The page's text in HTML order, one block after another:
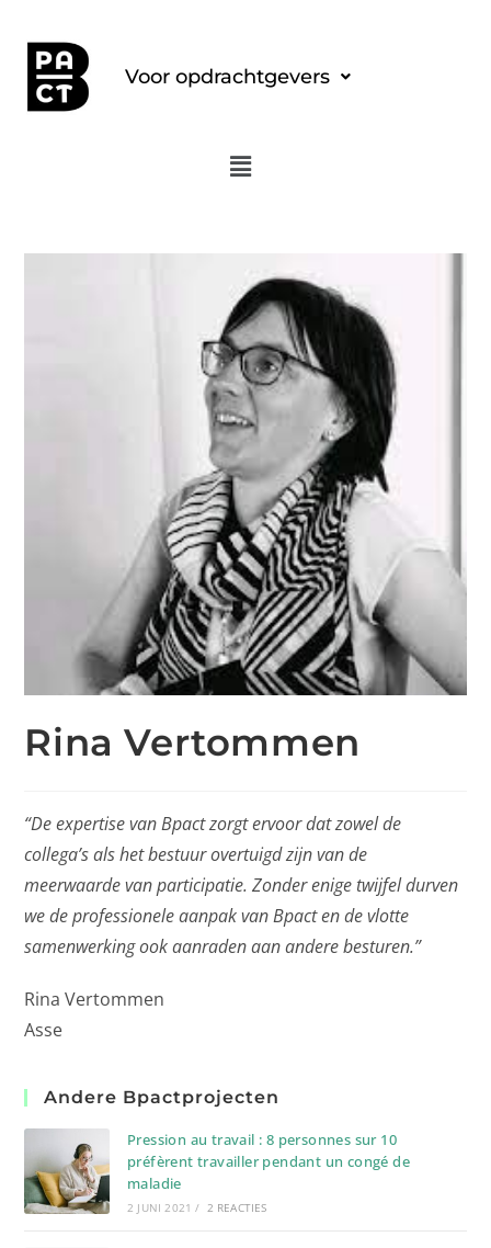
Voor opdrachtgevers
Rina Vertommen
“De expertise van Bpact zorgt ervoor dat zowel de
collega’s als het bestuur overtuigd zijn van de
meerwaarde van participatie. Zonder enige twijfel durven
we de professionele aanpak van Bpact en de vlotte
samenwerking ook aanraden aan andere besturen.”
Rina Vertommen
Asse
Andere Bpactprojecten
Pression au travail : 8 personnes sur 10
préfèrent travailler pendant un congé de
maladie
2 JUNI 2021 / 2 REACTIES